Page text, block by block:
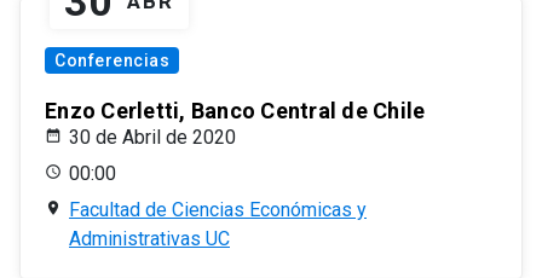
Conferencias
Enzo Cerletti, Banco Central de Chile
30 de Abril de 2020
00:00
Facultad de Ciencias Económicas y
Administrativas UC